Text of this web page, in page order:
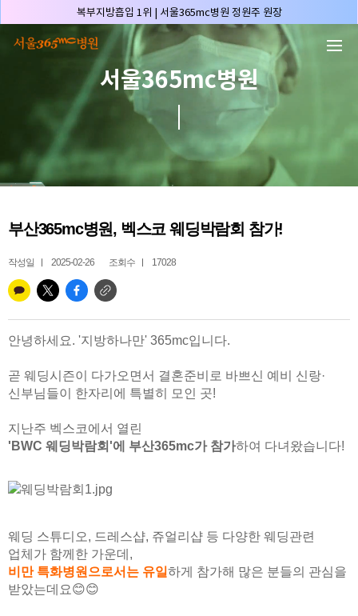
복부지방흡입 1위 | 서울365mc병원 정원주 원장
허파고리 1위 | 서울365mc병원 이성훈 부병원장(4개월 연속)
얼굴지방흡입 1위 | 서울365mc병원 서성익 원장(3년 연속)
배파가리 1위 | 서울365mc병원 서성익 원장
🏆대한민국 최대 15층 규모 지방흡입 특화 병원🏆
🏆대한민국 첫번째 '병원급' 지방흡입 병원🏆
🏆지방흡입 고객 만족도 99.9% 최고치 달성🏆
🏆대한민국 최다 지방흡입 케이스 370,884건🏆
복부지방흡입 1위 | 서울365mc병원 정원주 원장
얼굴지방흡입 1위 | 서울365mc병원 서성익 원장(3년 연속)
배파가리 1위 | 서울365mc병원 서성익 원장
🏆대한민국 최대 15층 규모 지방흡입 특화 병원🏆
🏆대한민국 첫번째 '병원급' 지방흡입 병원🏆
🏆지방흡입 고객 만족도 99.9% 최고치 달성🏆
🏆대한민국 최다 지방흡입 케이스 370,884건🏆
서울365mc병원
부산365mc병원, 벡스코 웨딩박람회 참가!
작성일 2025-02-26 조회수 17028
안녕하세요. '지방하나만' 365mc입니다.
곧 웨딩시즌이 다가오면서 결혼준비로 바쁘신 예비 신랑·
신부님들이 한자리에 특별히 모인 곳!
지난주 벡스코에서 열린
'BWC 웨딩박람회'에 부산365mc가 참가하여 다녀왔습니다!
웨딩 스튜디오, 드레스샵, 쥬얼리샵 등 다양한 웨딩관련
업체가 함께한 가운데,
비만 특화병원으로서는 유일하게 참가해 많은 분들의 관심을
받았는데요😊😊